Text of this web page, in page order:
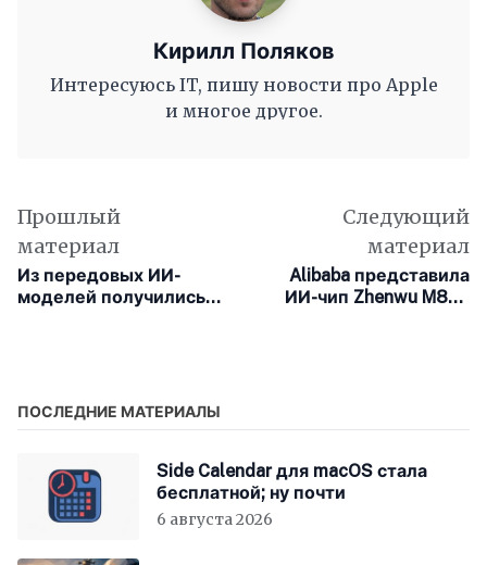
Кирилл Поляков
Интересуюсь IT, пишу новости про Apple
и многое другое.
Прошлый
материал
Из передовых ИИ-
моделей получились
Следующий
материал
Alibaba представила
ИИ-чип Zhenwu M890
ПОСЛЕДНИЕ МАТЕРИАЛЫ
Side Calendar для macOS стала
бесплатной; ну почти
6 августа 2026